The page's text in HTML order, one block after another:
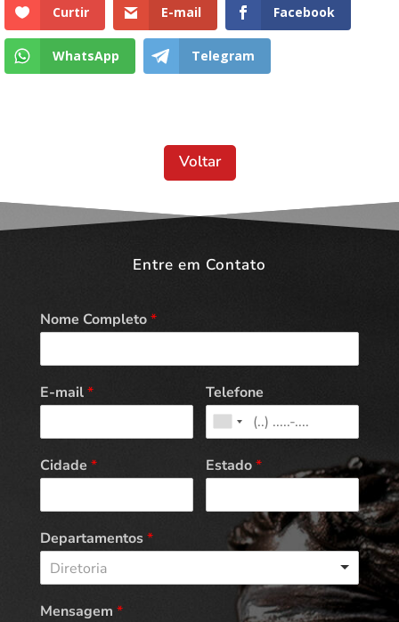
Curtir E-mail Facebook
WhatsApp Telegram
Voltar
Entre em Contato
Nome Completo*
E-mail* Telefone
Cidade * Estado*
Departamentos*
Diretoria
Mensagem *